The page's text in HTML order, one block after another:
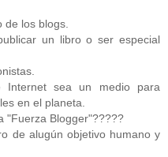
de los blogs.
un libro o ser especial
sea un medio para
en el planeta.
"Fuerza Blogger"?????
de alugún objetivo humano y